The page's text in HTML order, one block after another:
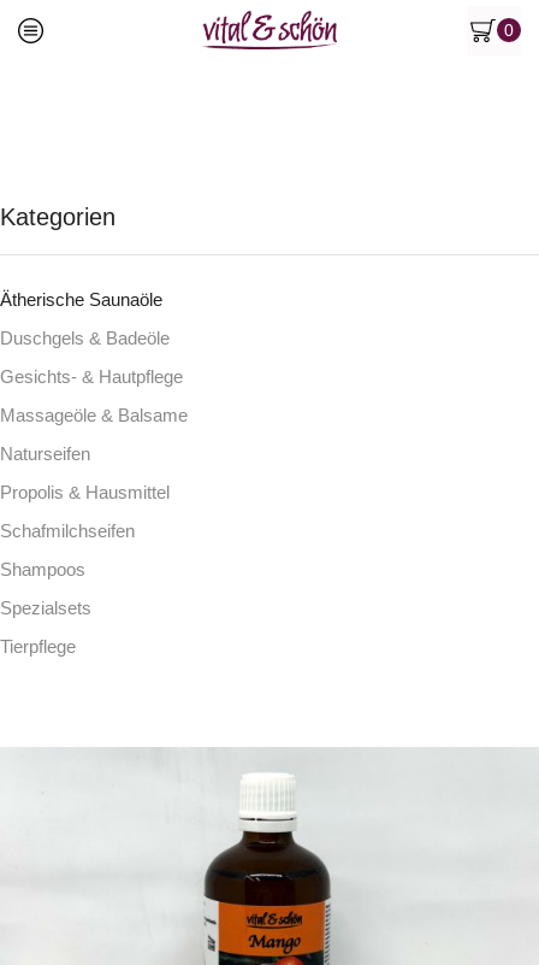
0
Kategorien
Ätherische Saunaöle
Duschgels & Badeöle
Gesichts- & Hautpflege
Massageöle & Balsame
Naturseifen
Propolis & Hausmittel
Schafmilchseifen
Shampoos
Spezialsets
Tierpflege